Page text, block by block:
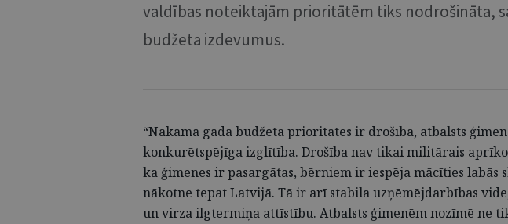
valdības noteiktajām prioritātēm tiks nodrošināta,
budžeta izdevumus.
“Nākamā gada budžetā prioritātes ir drošība, atbalsts
konkurētspējīga izglītība. Drošība nav tikai militārais
ka ģimenes ir pasargātas, bērniem ir iespēja mācīties labās
nākotne tepat Latvijā. Tā ir arī stabila uzņēmējdarbības
un virza ilgtermiņa attīstību. Atbalsts ģimenēm nozīmē ne